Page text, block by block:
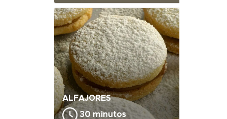
ALFAJORES
30 minutos